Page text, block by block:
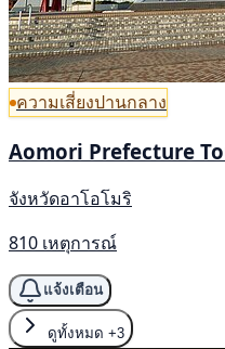
ความเสี่ยงปานกลาง
Aomori Prefecture
จังหวัดอาโอโมริ
810 เหตุการณ์
แจ้งเตือน
ดูทั้งหมด +3